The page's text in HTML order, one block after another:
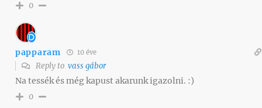
0
papparam 10 éve
Reply to vass gábor
Na tessék és még kapust akarunk igazolni. :)
0